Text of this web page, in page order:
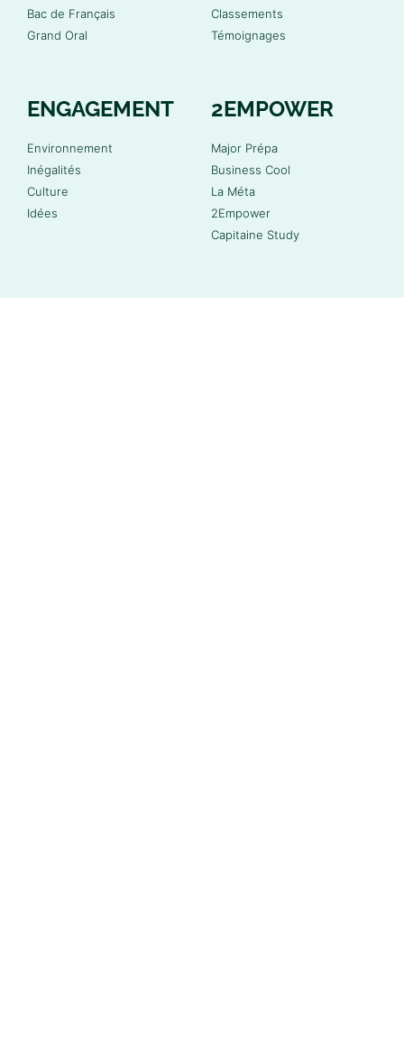
Bac de Français
Grand Oral
Classements
Témoignages
ENGAGEMENT
Environnement
Inégalités
Culture
Idées
2EMPOWER
Major Prépa
Business Cool
La Méta
2Empower
Capitaine Study